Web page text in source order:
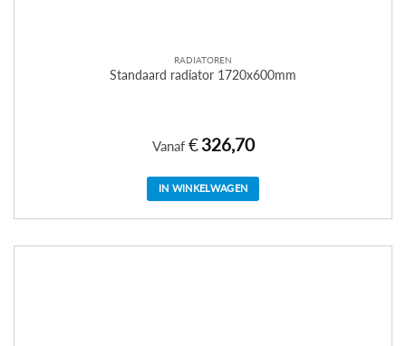
RADIATOREN
Standaard radiator 1720x600mm
Vanaf € 326,70
IN WINKELWAGEN
heeft